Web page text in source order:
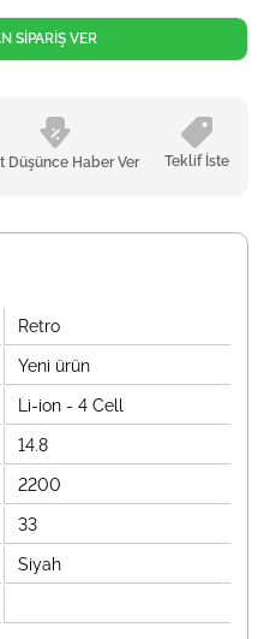
Düşünce Haber Ver Teklif İste
SİPARİŞ VER
Retro
Yeni ürün
Li-ion - 4 Cell
14.8
2200
33
Siyah